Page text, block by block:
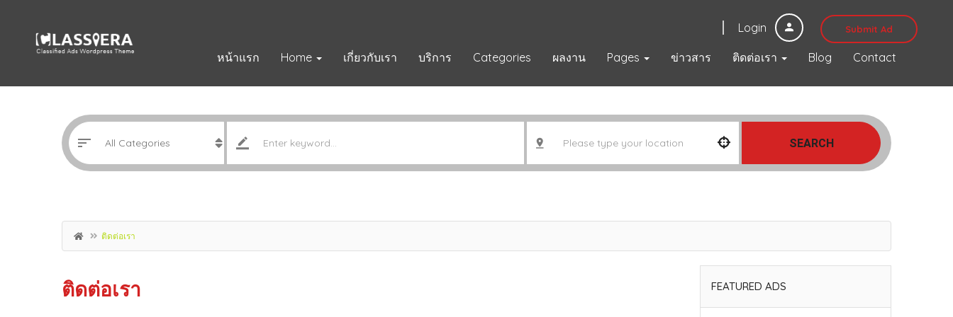
Login Submit Ad
หน้าแรก Home เกี่ยวกับเรา บริการ Categories ผลงาน Pages ข่าวสาร ติดต่อเรา Blog Contact
SEARCH
ติดต่อเรา
ติดต่อเรา FEATURED ADS